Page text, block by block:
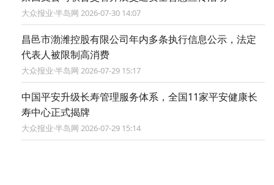
大众报业·半岛网 2026-07-30 14:07
昌邑市渤潍控股有限公司年内多条执行信息公示，法定
代表人被限制高消费
大众报业·半岛网 2026-07-29 15:17
中国平安升级长寿管理服务体系，全国11家平安健康长
寿中心正式揭牌
大众报业·半岛网 2026-07-29 15:14